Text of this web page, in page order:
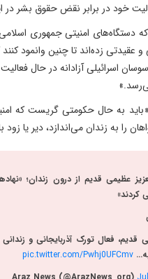
خود در برابر نقض حقوق بشر در
دستگاه‌های امنیتی جمهوری
عقیدتی زده‌اند تا چنین وانمود
اسرائیلی آزادانه در حال
«باید به حال حکومتی گریست که
را به زندان می‌اندازد، دیر یا
عظیمی قدیم از درون زندان؛
کردند»
قدیم، فعال تورک آذربایجانی و
pic.twitter.com/Pwhj0UFCmv